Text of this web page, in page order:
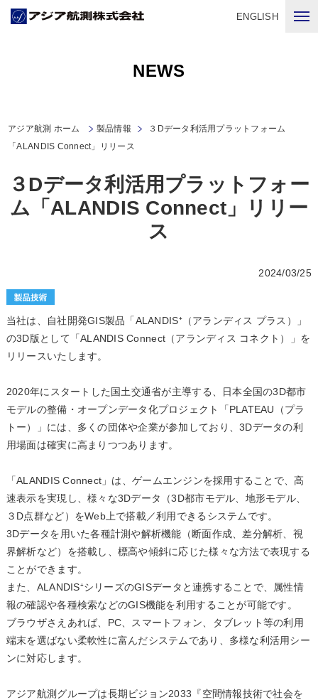
ENGLISH
NEWS
アジア航測 ホーム 製品情報
３Dデータ利活用プラットフォーム
「ALANDIS Connect」リリース
３Dデータ利活用プラットフォー
ム「ALANDIS Connect」リリー
ス
2024/03/25
当社は、自社開発GIS製品「ALANDIS⁺（アランディス プラス）」
の3D版として「ALANDIS Connect（アランディス コネクト）」を
リリースいたします。
2020年にスタートした国土交通省が主導する、日本全国の3D都市
モデルの整備・オープンデータ化プロジェクト「PLATEAU（プラ
トー）」には、多くの団体や企業が参加しており、3Dデータの利
用場面は確実に高まりつつあります。
「ALANDIS Connect」は、ゲームエンジンを採用することで、高
速表示を実現し、様々な3Dデータ（3D都市モデル、地形モデル、
３D点群など）をWeb上で搭載／利用できるシステムです。
3Dデータを用いた各種計測や解析機能（断面作成、差分解析、視
界解析など）を搭載し、標高や傾斜に応じた様々な方法で表現する
ことができます。
また、ALANDIS⁺シリーズのGISデータと連携することで、属性情
報の確認や各種検索などのGIS機能を利用することが可能です。
ブラウザさえあれば、PC、スマートフォン、タブレット等の利用
端末を選ばない柔軟性に富んだシステムであり、多様な利活用シー
ンに対応します。
アジア航測グループは長期ビジョン2033『空間情報技術で社会を